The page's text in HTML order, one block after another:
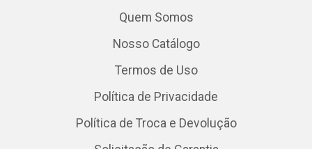
Quem Somos
Nosso Catálogo
Termos de Uso
Política de Privacidade
Política de Troca e Devolução